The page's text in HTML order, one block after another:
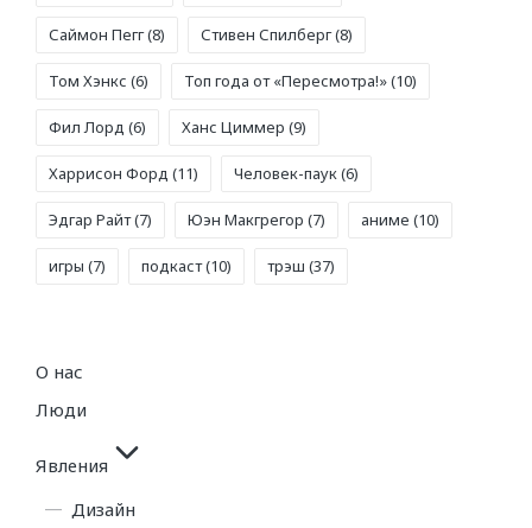
Саймон Пегг(8) Стивен Спилберг(8)
Том Хэнкс (6) Топ года от «Пересмотра!»(10)
Фил Лорд (6) Ханс Циммер (9)
Харрисон Форд (11) Человек-паук(6)
Эдгар Райт(7) Юэн Макгрегор (7) аниме (10)
игры (7) подкаст(10) трэш (37)
О нас
Люди
Явления
Дизайн